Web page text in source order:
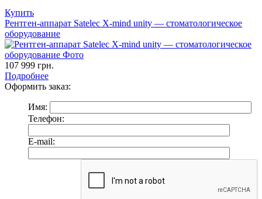
Купить
Рентген-аппарат Satelec X-mind unity — стоматологическое
оборудование
107 999 грн.
Подробнее
Оформить заказ:
Имя:
Телефон:
E-mail: